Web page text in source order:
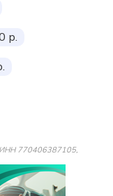
р.
ИНН 770406387105,